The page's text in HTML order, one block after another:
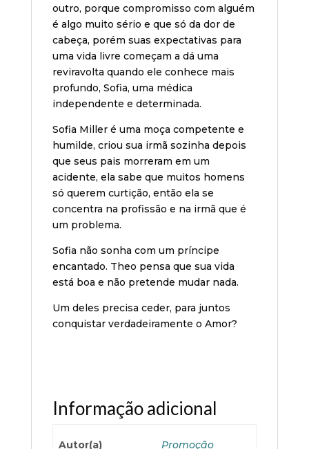
outro, porque compromisso com alguém
é algo muito sério e que só da dor de
cabeça, porém suas expectativas para
uma vida livre começam a dá uma
reviravolta quando ele conhece mais
profundo, Sofia, uma médica
independente e determinada.
Sofia Miller é uma moça competente e
humilde, criou sua irmã sozinha depois
que seus pais morreram em um
acidente, ela sabe que muitos homens
só querem curtição, então ela se
concentra na profissão e na irmã que é
um problema.
Sofia não sonha com um príncipe
encantado. Theo pensa que sua vida
está boa e não pretende mudar nada.
Um deles precisa ceder, para juntos
conquistar verdadeiramente o Amor?
Informação adicional
Autor(a) Promoção